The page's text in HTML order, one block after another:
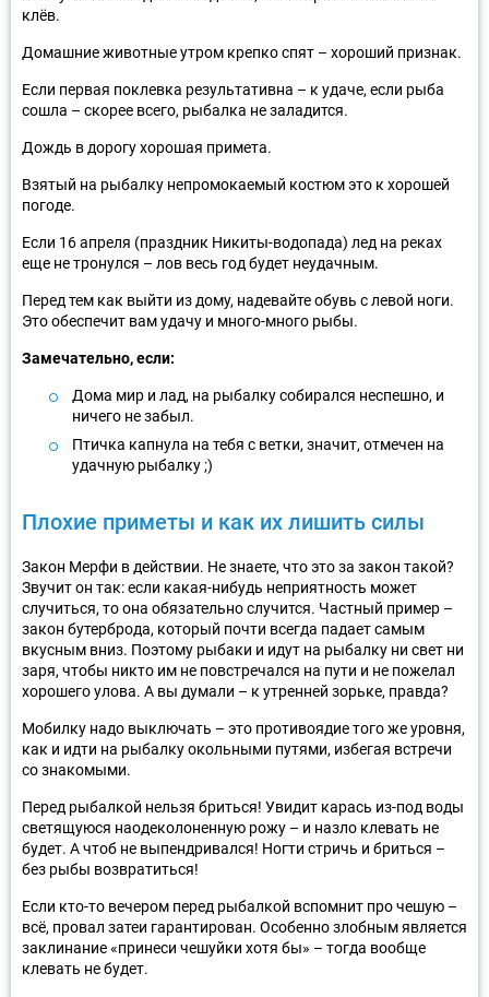
клёв.
Домашние животные утром крепко спят – хороший признак.
Если первая поклевка результативна – к удаче, если рыба
сошла – скорее всего, рыбалка не заладится.
Дождь в дорогу хорошая примета.
Взятый на рыбалку непромокаемый костюм это к хорошей
погоде.
Если 16 апреля (праздник Никиты-водопада) лед на реках
еще не тронулся – лов весь год будет неудачным.
Перед тем как выйти из дому, надевайте обувь с левой ноги.
Это обеспечит вам удачу и много-много рыбы.
Замечательно, если:
Дома мир и лад, на рыбалку собирался неспешно, и
ничего не забыл.
Птичка капнула на тебя с ветки, значит, отмечен на
удачную рыбалку ;)
Плохие приметы и как их лишить силы
Закон Мерфи в действии. Не знаете, что это за закон такой?
Звучит он так: если какая-нибудь неприятность может
случиться, то она обязательно случится. Частный пример –
закон бутерброда, который почти всегда падает самым
вкусным вниз. Поэтому рыбаки и идут на рыбалку ни свет ни
заря, чтобы никто им не повстречался на пути и не пожелал
хорошего улова. А вы думали – к утренней зорьке, правда?
Мобилку надо выключать – это противоядие того же уровня,
как и идти на рыбалку окольными путями, избегая встречи
со знакомыми.
Перед рыбалкой нельзя бриться! Увидит карась из-под воды
светящуюся наодеколоненную рожу – и назло клевать не
будет. А чтоб не выпендривался! Ногти стричь и бриться –
без рыбы возвратиться!
Если кто-то вечером перед рыбалкой вспомнит про чешую –
всё, провал затеи гарантирован. Особенно злобным является
заклинание «принеси чешуйки хотя бы» – тогда вообще
клевать не будет.